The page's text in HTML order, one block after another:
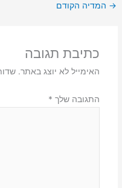
→ המדיה הקודם
כתיבת תגובה
האימייל לא יוצג באתר.
התגובה שלך *